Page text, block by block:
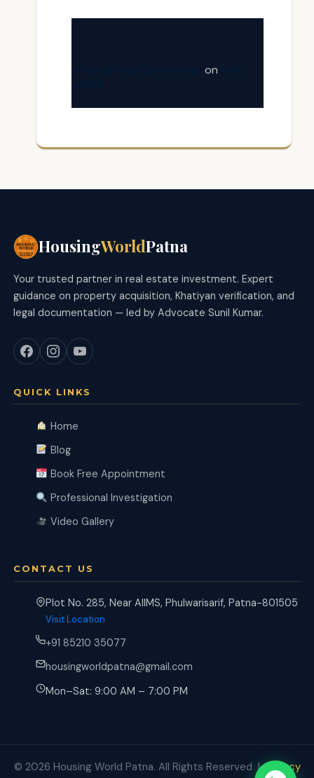
on
HousingWorldPatna
Your trusted partner in real estate investment. Expert
guidance on property acquisition, Khatiyan verification, and
legal documentation — led by Advocate Sunil Kumar.
QUICK LINKS
Home
Blog
Book Free Appointment
Professional Investigation
Video Gallery
CONTACT US
Plot No. 285, Near AIIMS, Phulwarisarif, Patna-801505
Visit Location
+91 85210 35077
housingworldpatna@gmail.com
Mon–Sat: 9:00 AM – 7:00 PM
© 2026 Housing World Patna. All Rights Reserved |Privacy